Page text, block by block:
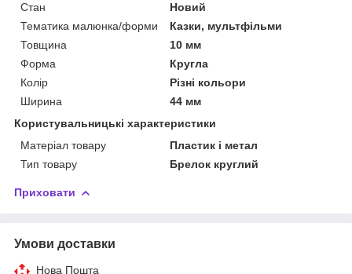
Стан
Новий
Тематика малюнка/форми
Казки, мультфільми
Товщина
10 мм
Форма
Кругла
Колір
Різні кольори
Ширина
44 мм
Користувальницькі характеристики
Матеріал товару
Пластик і метал
Тип товару
Брелок круглий
Приховати
Умови доставки
Нова Пошта